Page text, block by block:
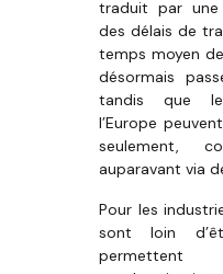
traduit par une
des délais de
temps moyen
désormais
tandis que
l’Europe
seulement,
auparavant via
Pour les
sont loin